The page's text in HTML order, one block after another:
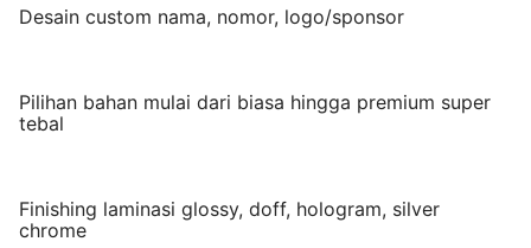
Desain custom nama, nomor, logo/sponsor
Pilihan bahan mulai dari biasa hingga premium super
tebal
Finishing laminasi glossy, doff, hologram, silver
chrome